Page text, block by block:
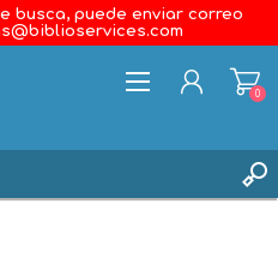
busca, puede enviar correo
0